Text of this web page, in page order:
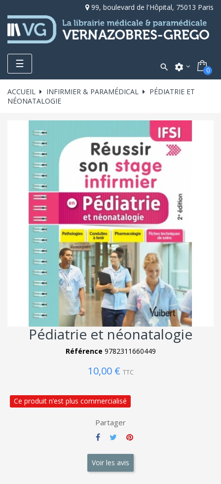
99, boulevard de l'Hôpital, 75013 Paris
Toggle
navigation
☰  settings 0
ACCUEIL INFIRMIER & PARAMÉDICAL
PÉDIATRIE ET
NÉONATALOGIE
Pédiatrie et néonatalogie
Référence 9782311660449
10,00 € TTC
Ce produit n’est plus commercialisé
Partager
Voir les avis